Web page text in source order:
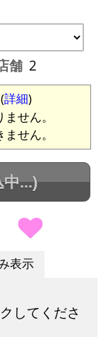
舗 2
詳細)
せん。
せん。
中...)
表示
してくださ